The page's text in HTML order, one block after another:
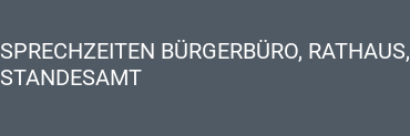
SPRECHZEITEN BÜRGERBÜRO, RATHAUS,
STANDESAMT